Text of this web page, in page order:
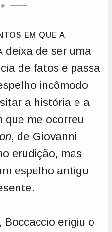
em que a
deixa de ser uma
de fatos e passa
incômodo
a história e a
que me ocorreu
, de Giovanni
erudição, mas
espelho antigo
Boccaccio erigiu o